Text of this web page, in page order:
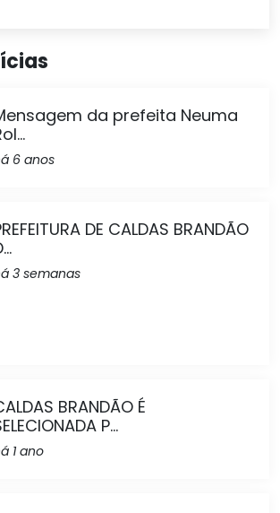
da prefeita Neuma
6 anos
DE CALDAS BRANDÃO
3 semanas
BRANDÃO É
P...
1 ano